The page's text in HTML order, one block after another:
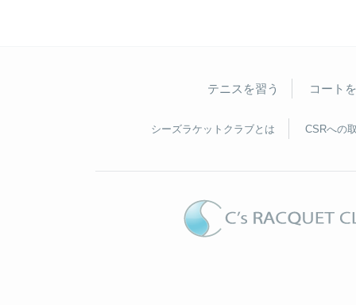
テニスを習う コート
シーズラケットクラブとは CSRへの